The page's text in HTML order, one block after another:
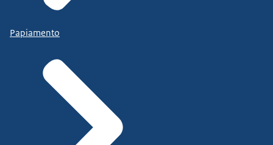
Papiamento